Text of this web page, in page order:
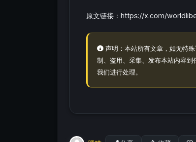
原文链接：https://x.com/
声明：本站所有文章，如无特
制、盗用、采集、发布本站内容
我们进行处理。